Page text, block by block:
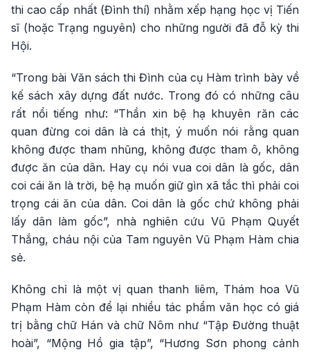
thi cao cấp nhất (Đình thí) nhằm xếp hạng học vị Tiến
sĩ (hoặc Trạng nguyên) cho những người đã đỗ kỳ thi
Hội.
“Trong bài Văn sách thi Đình của cụ Hàm trình bày về
kế sách xây dựng đất nước. Trong đó có những câu
rất nổi tiếng như: “Thần xin bệ hạ khuyên răn các
quan đừng coi dân là cá thịt, ý muốn nói rằng quan
không được tham nhũng, không được tham ô, không
được ăn của dân. Hay cụ nói vua coi dân là gốc, dân
coi cái ăn là trời, bệ hạ muốn giữ gìn xã tắc thì phải coi
trọng cái ăn của dân. Coi dân là gốc chứ không phải
lấy dân làm gốc”, nhà nghiên cứu Vũ Phạm Quyết
Thắng, cháu nội của Tam nguyên Vũ Phạm Hàm chia
sẻ.
Không chỉ là một vị quan thanh liêm, Thám hoa Vũ
Phạm Hàm còn để lại nhiều tác phẩm văn học có giá
trị bằng chữ Hán và chữ Nôm như “Tập Đường thuật
hoài”, “Mộng Hồ gia tập”, “Hương Sơn phong cảnh